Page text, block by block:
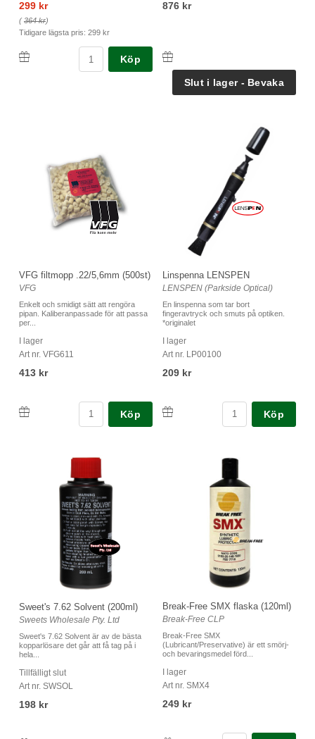
299 kr
(364 kr)
Tidigare lägsta pris: 299 kr
Köp
876 kr
VFG filtmopp .22/5,6mm (500st)
VFG
Enkelt och smidigt sätt att rengöra
pipan. Kaliberanpassade för att passa
per...
I lager
Art nr. VFG611
413 kr
Köp
Linspenna LENSPEN
LENSPEN (Parkside Optical)
En linspenna som tar bort
fingeravtryck och smuts på optiken.
*originalet
I lager
Art nr. LP00100
209 kr
Köp
Sweet's 7.62 Solvent (200ml)
Sweets Wholesale Pty. Ltd
Sweet's 7.62 Solvent är av de bästa
kopparlösare det går att få tag på i
hela...
Tillfälligt slut
Art nr. SWSOL
198 kr
Break-Free SMX flaska (120ml)
Break-Free CLP
Break-Free SMX
(Lubricant/Preservative) är ett smörj-
och bevaringsmedel förd...
I lager
Art nr. SMX4
249 kr